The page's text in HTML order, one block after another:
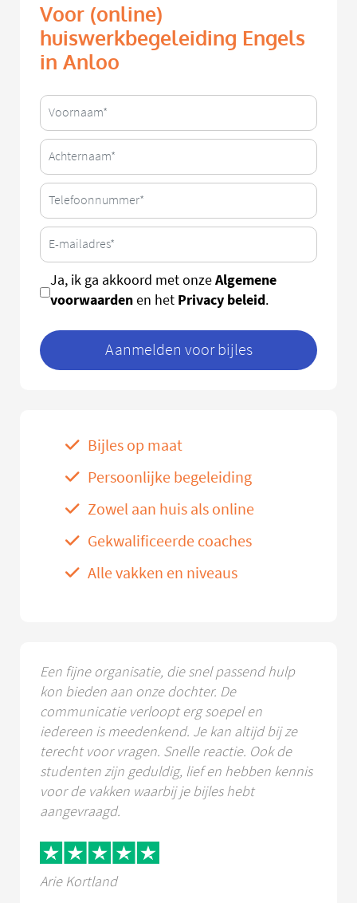
Voor (online)
huiswerkbegeleiding Engels
in Anloo
Ja, ik ga akkoord met onzeAlgemene
voorwaardenen het Privacy beleid.
Aanmelden voor bijles
Bijles op maat
Persoonlijke begeleiding
Zowel aan huis als online
Gekwalificeerde coaches
Alle vakken en niveaus
Een fijne organisatie, die snel passend hulp
kon bieden aan onze dochter. De
communicatie verloopt erg soepel en
iedereen is meedenkend. Je kan altijd bij ze
terecht voor vragen. Snelle reactie. Ook de
studenten zijn geduldig, lief en hebben kennis
voor de vakken waarbij je bijles hebt
aangevraagd.
Arie Kortland